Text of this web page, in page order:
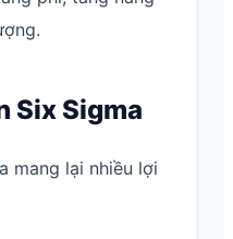
Six Sigma
mang lại nhiều lợi